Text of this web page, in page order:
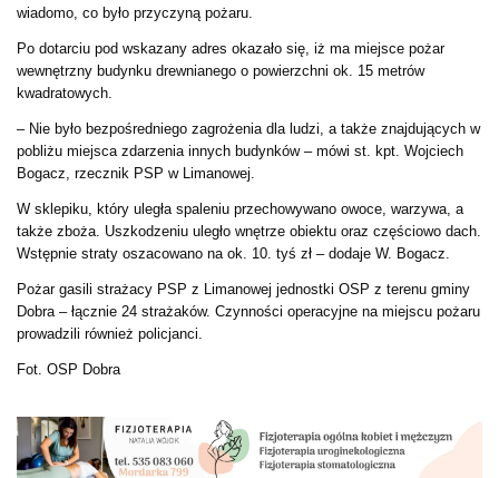
wiadomo, co było przyczyną pożaru.
Po dotarciu pod wskazany adres okazało się, iż ma miejsce pożar
wewnętrzny budynku drewnianego o powierzchni ok. 15 metrów
kwadratowych.
– Nie było bezpośredniego zagrożenia dla ludzi, a także znajdujących w
pobliżu miejsca zdarzenia innych budynków – mówi st. kpt. Wojciech
Bogacz, rzecznik PSP w Limanowej.
W sklepiku, który uległa spaleniu przechowywano owoce, warzywa, a
także zboża. Uszkodzeniu uległo wnętrze obiektu oraz częściowo dach.
Wstępnie straty oszacowano na ok. 10. tyś zł – dodaje W. Bogacz.
Pożar gasili strażacy PSP z Limanowej jednostki OSP z terenu gminy
Dobra – łącznie 24 strażaków. Czynności operacyjne na miejscu pożaru
prowadzili również policjanci.
Fot. OSP Dobra